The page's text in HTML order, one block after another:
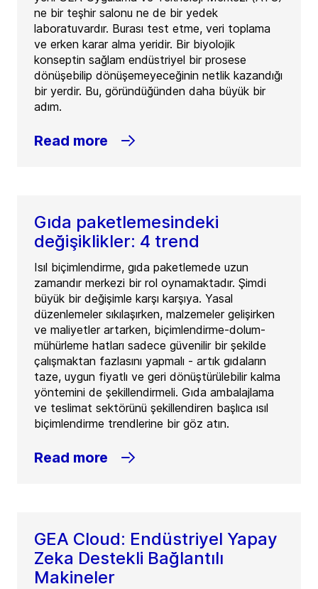
ne bir teşhir salonu ne de bir yedek
laboratuvardır. Burası test etme, veri toplama
ve erken karar alma yeridir. Bir biyolojik
konseptin sağlam endüstriyel bir prosese
dönüşebilip dönüşemeyeceğinin netlik kazandığı
bir yerdir. Bu, göründüğünden daha büyük bir
adım.
Read more
Gıda paketlemesindeki
değişiklikler: 4 trend
Isıl biçimlendirme, gıda paketlemede uzun
zamandır merkezi bir rol oynamaktadır. Şimdi
büyük bir değişimle karşı karşıya. Yasal
düzenlemeler sıkılaşırken, malzemeler gelişirken
ve maliyetler artarken, biçimlendirme-dolum-
mühürleme hatları sadece güvenilir bir şekilde
çalışmaktan fazlasını yapmalı - artık gıdaların
taze, uygun fiyatlı ve geri dönüştürülebilir kalma
yöntemini de şekillendirmeli. Gıda ambalajlama
ve teslimat sektörünü şekillendiren başlıca ısıl
biçimlendirme trendlerine bir göz atın.
Read more
GEA Cloud: Endüstriyel Yapay
Zeka Destekli Bağlantılı
Makineler